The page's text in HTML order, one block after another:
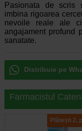
Pasionata de scris
imbina rigoarea
nevoile reale ale
angajament profund
sanatate.
Distribuie pe
Farmacistul
Plătești 2,